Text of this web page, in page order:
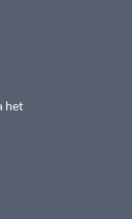
het